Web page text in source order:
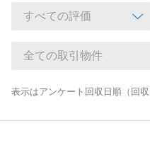
表示はアンケート回収日順（回